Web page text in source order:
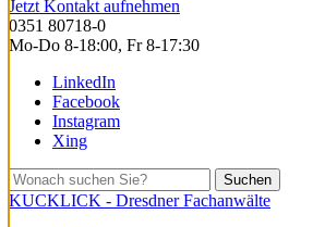
Jetzt Kontakt aufnehmen
0351 80718-0
Mo-Do 8-18:00, Fr 8-17:30
LinkedIn
Facebook
Instagram
Xing
Suchen
KUCKLICK - Dresdner Fachanwälte